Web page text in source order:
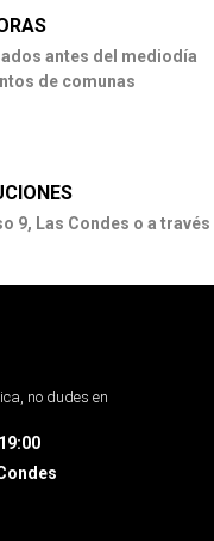
antes del mediodía
de comunas
9, Las Condes o a través
no dudes en